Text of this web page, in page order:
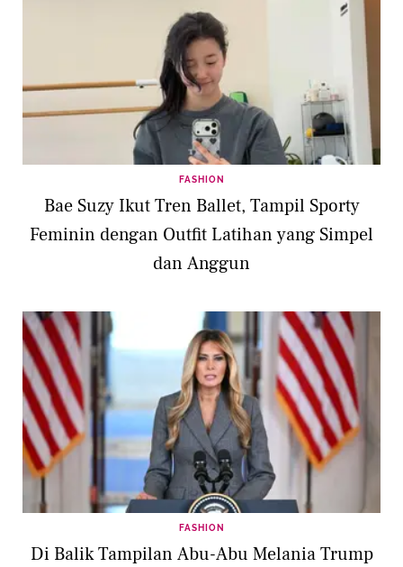
FASHION
Bae Suzy Ikut Tren Ballet, Tampil Sporty
Feminin dengan Outfit Latihan yang Simpel
dan Anggun
FASHION
Di Balik Tampilan Abu-Abu Melania Trump